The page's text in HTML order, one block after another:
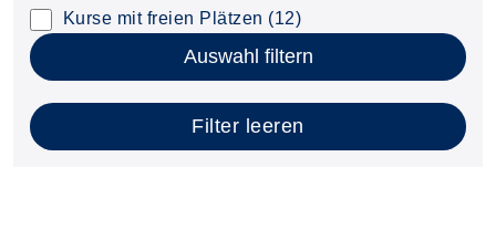
Kurse mit freien Plätzen (12)
Auswahl filtern
Filter leeren